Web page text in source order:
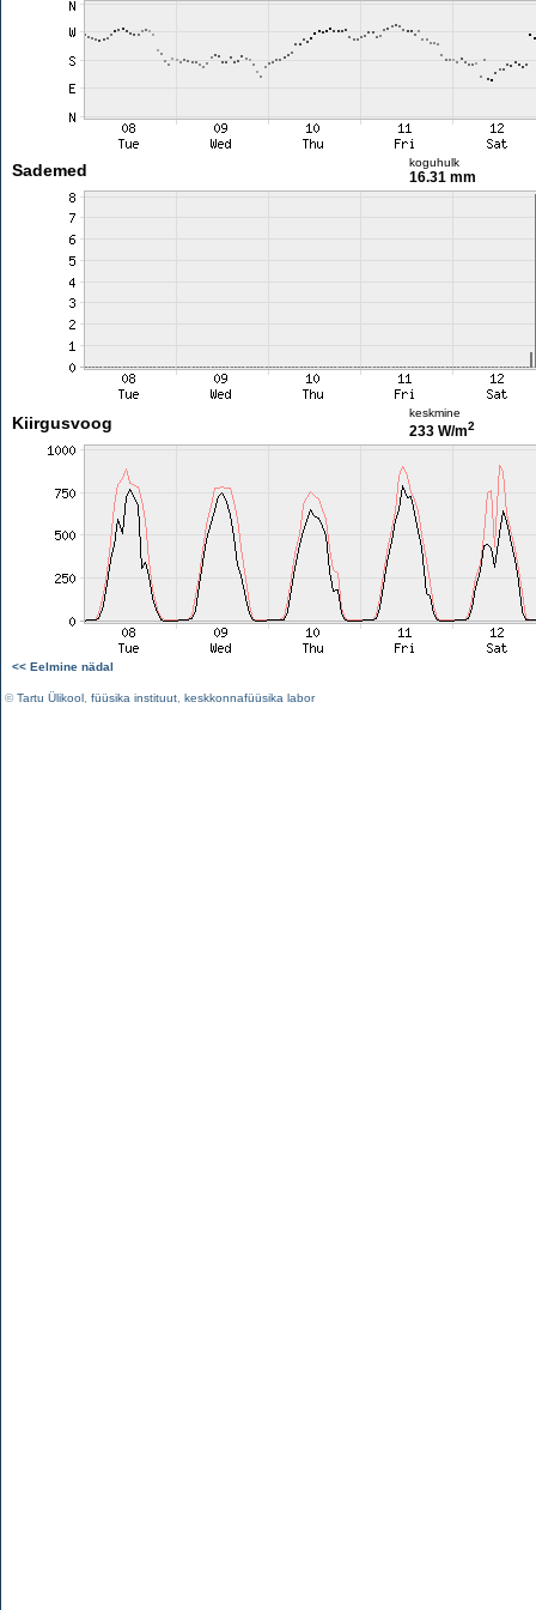
Sademed koguhulk
16.31 mm
Kiirgusvoog
keskmine
233 W/m2
<< Eelmine nädal
©Tartu Ülikool füüsika instituut keskkonnafüüsika labor